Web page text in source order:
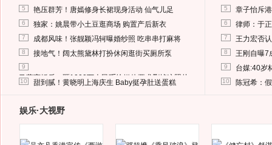
5 艳压群芳！唐嫣修身长裙现身活动 仙气儿足
6 独家：姚晨带小土豆逛商场 购置产后新衣
7 成都风味！张靓颖冯轲曝婚纱照 吃串串打麻将
8 接地气！阔太熊黛林打扮休闲逛街买厕所泵
9
马蓉离婚后，砸1000万人民币给媒体要求删掉这照片
10 甜到腻！黄晓明上海庆生 Baby挺孕肚送蛋糕
5 章子怡斥
6 律师：于
7 王力宏否
8 王刚自曝7
9 台媒:40岁
10 陈冠希：
娱乐·大视野